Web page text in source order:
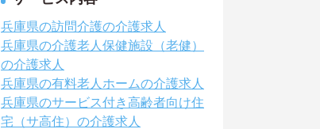
兵庫県の訪問介護の介護求人
兵庫県の介護老人保健施設（老健）
の介護求人
兵庫県の有料老人ホームの介護求人
兵庫県のサービス付き高齢者向け住
宅（サ高住）の介護求人